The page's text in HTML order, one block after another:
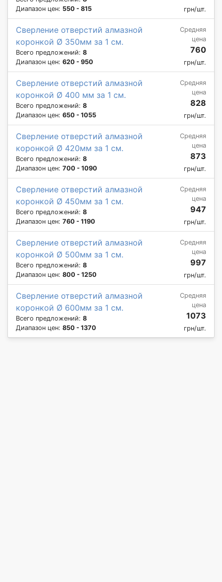
Диапазон цен: 550 - 815 грн/шт.
Сверление отверстий алмазной
коронкой Ø 350мм за 1 см.
Всего предложений: 8
Диапазон цен: 620 - 950
Средняя
цена
760
грн/шт.
Сверление отверстий алмазной
коронкой Ø 400 мм за 1 см.
Всего предложений: 8
Диапазон цен: 650 - 1055
Средняя
цена
828
грн/шт.
Сверление отверстий алмазной
коронкой Ø 420мм за 1 см.
Всего предложений: 8
Диапазон цен: 700 - 1090
Средняя
цена
873
грн/шт.
Сверление отверстий алмазной
коронкой Ø 450мм за 1 см.
Всего предложений: 8
Диапазон цен: 760 - 1190
Средняя
цена
947
грн/шт.
Сверление отверстий алмазной
коронкой Ø 500мм за 1 см.
Всего предложений: 8
Диапазон цен: 800 - 1250
Средняя
цена
997
грн/шт.
Сверление отверстий алмазной
коронкой Ø 600мм за 1 см.
Всего предложений: 8
Диапазон цен: 850 - 1370
Средняя
цена
1073
грн/шт.